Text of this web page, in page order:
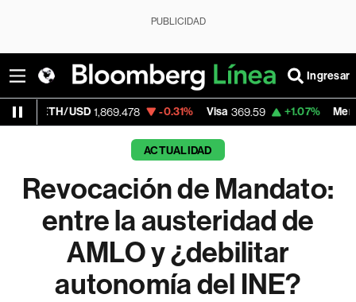
PUBLICIDAD
Ingresar
1,869.478 -0.31% Visa 369.59 +1.07% MercadoLibre
ACTUALIDAD
Revocación de Mandato:
entre la austeridad de
AMLO y ¿debilitar
autonomía del INE?